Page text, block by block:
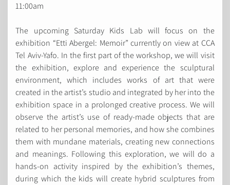
11:00am
The upcoming Saturday Kids Lab will focus on the
exhibition “Etti Abergel: Memoir” currently on view at CCA
Tel Aviv-Yafo. In the first part of the workshop, we will visit
the exhibition, explore and experience the sculptural
environment, which includes works of art that were
created in the artist’s studio and integrated by her into the
exhibition space in a prolonged creative process. We will
observe the artist’s use of ready-made objects that are
related to her personal memories, and how she combines
them with mundane materials, creating new connections
and meanings. Following this exploration, we will do a
hands-on activity inspired by the exhibition’s themes,
during which the kids will create hybrid sculptures from